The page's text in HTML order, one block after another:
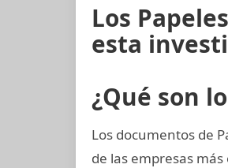
Los
esta
¿Qué son
Los documentos de
de las empresas